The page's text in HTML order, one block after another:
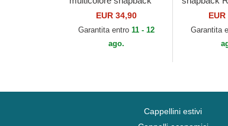
GRI Tom Looney Tunes
di Capslab
EUR 34,90
Garantita entro 11 - 12
ago.
Bunny
Capslab
Garantita
Cappellini estivi